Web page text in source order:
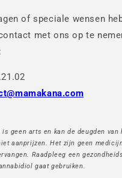
of speciale wensen
met ons op te
is geen arts en kan de deugden van
aanprijzen. Het zijn geen
Raadpleeg een
gaat gebruiken.